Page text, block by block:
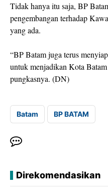
Tidak hanya itu saja, BP
pengembangan terhadap
yang ada.
“BP Batam juga terus
untuk menjadikan Kota
pungkasnya. (DN)
Batam BP BATAM
Direkomendasikan